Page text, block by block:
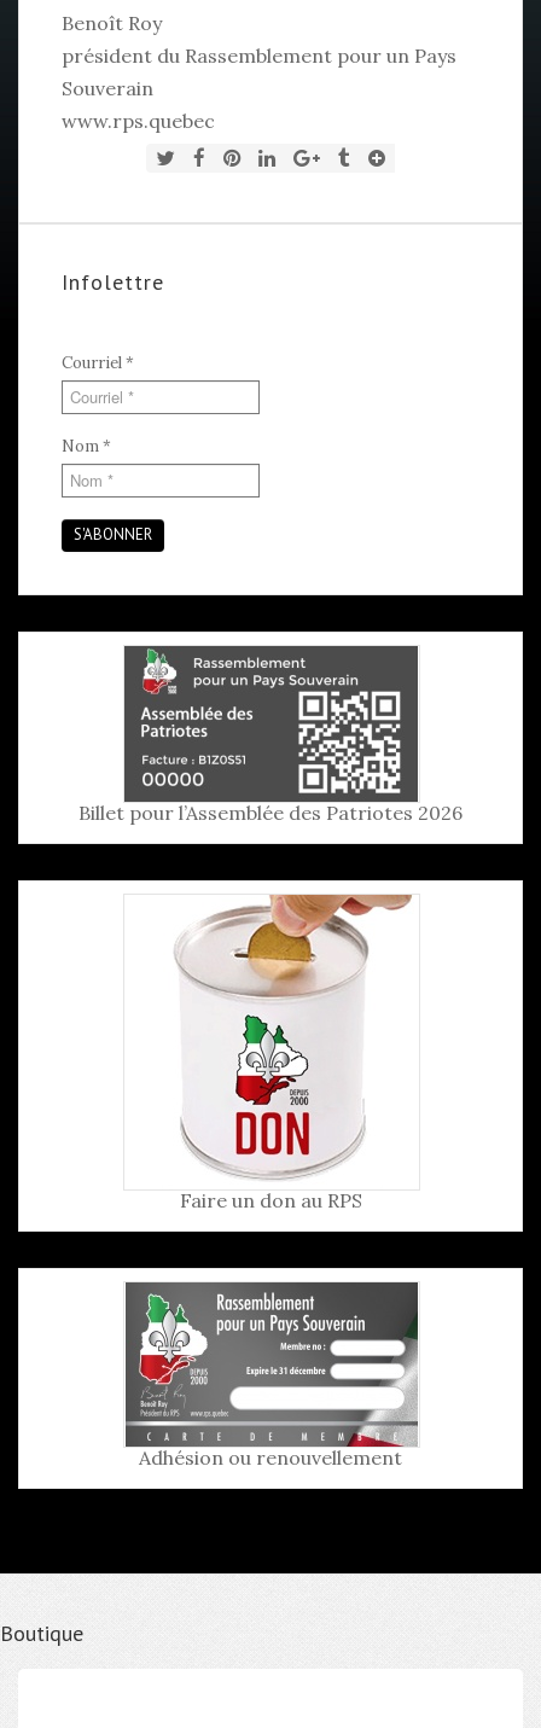
Benoît Roy
président du Rassemblement pour un Pays
Souverain
www.rps.quebec
Infolettre
Courriel*
Nom*
S'ABONNER
Billet pour l’Assemblée des Patriotes 2026
Faire un don au RPS
Adhésion ou renouvellement
Boutique